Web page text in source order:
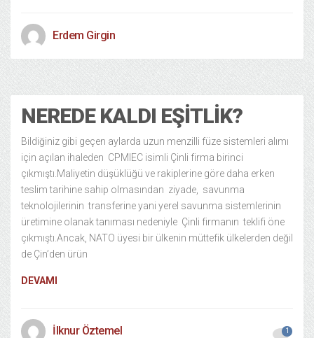
Erdem Girgin
NEREDE KALDI EŞITLIK?
Bildiğiniz gibi geçen aylarda uzun menzilli füze sistemleri alımı
için açılan ihaleden CPMIEC isimli Çinli firma birinci
çıkmıştı.Maliyetin düşüklüğü ve rakiplerine göre daha erken
teslim tarihine sahip olmasından ziyade, savunma
teknolojilerinin transferine yani yerel savunma sistemlerinin
üretimine olanak tanıması nedeniyle Çinli firmanın teklifi öne
çıkmıştı.Ancak, NATO üyesi bir ülkenin müttefik ülkelerden değil
de Çin’den ürün
DEVAMI
İlknur Öztemel 1